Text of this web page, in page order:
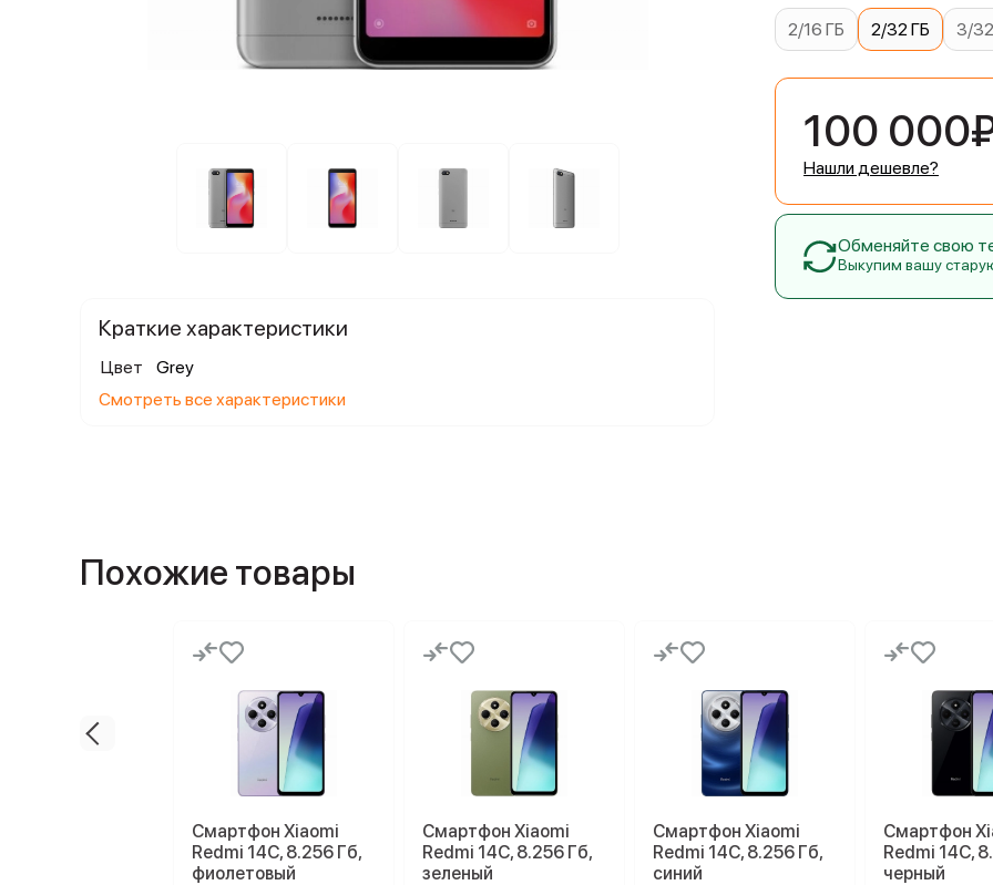
Краткие характеристики
Цвет
Grey
Смотреть все характеристики
2/16 ГБ 2/32 ГБ 3/
100
Нашли дешевле?
Обменяйте свою
Выкупим вашу
Похожие товары
Смартфон Xiaomi
Redmi 14C, 8.256 Гб,
фиолетовый
Смартфон Xiaomi
Redmi 14C, 8.256 Гб,
зеленый
Смартфон Xiaomi
Redmi 14C, 8.256 Гб,
синий
Смартфон
Redmi 14C,
черный